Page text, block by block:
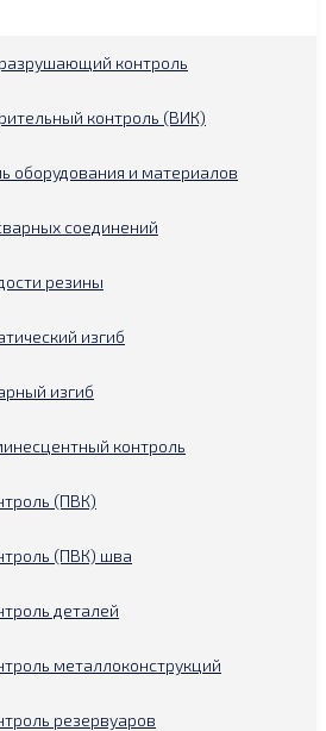
контроль
контроль (ВИК)
оборудования и материалов
соединений
резины
изгиб
изгиб
контроль
(ПВК)
(ПВК) шва
деталей
металлоконструкций
резервуаров